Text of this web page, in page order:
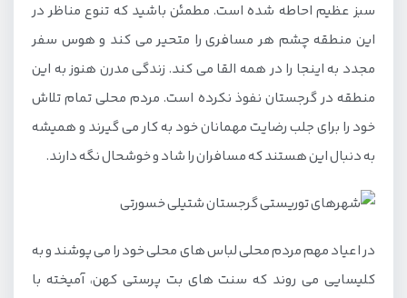
سبز عظیم احاطه شده است. مطمئن باشید که تنوع مناظر در
این منطقه چشم هر مسافری را متحیر می کند و هوس سفر
مجدد به اینجا را در همه القا می کند. زندگی مدرن هنوز به این
منطقه در گرجستان نفوذ نکرده است. مردم محلی تمام تلاش
خود را برای جلب رضایت مهمانان خود به کار می گیرند و همیشه
به دنبال این هستند که مسافران را شاد و خوشحال نگه دارند.
در اعیاد مهم مردم محلی لباس های محلی خود را می پوشند و به
کلیسایی می روند که سنت های بت پرستی کهن، آمیخته با